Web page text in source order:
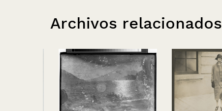
Archivos relacionados